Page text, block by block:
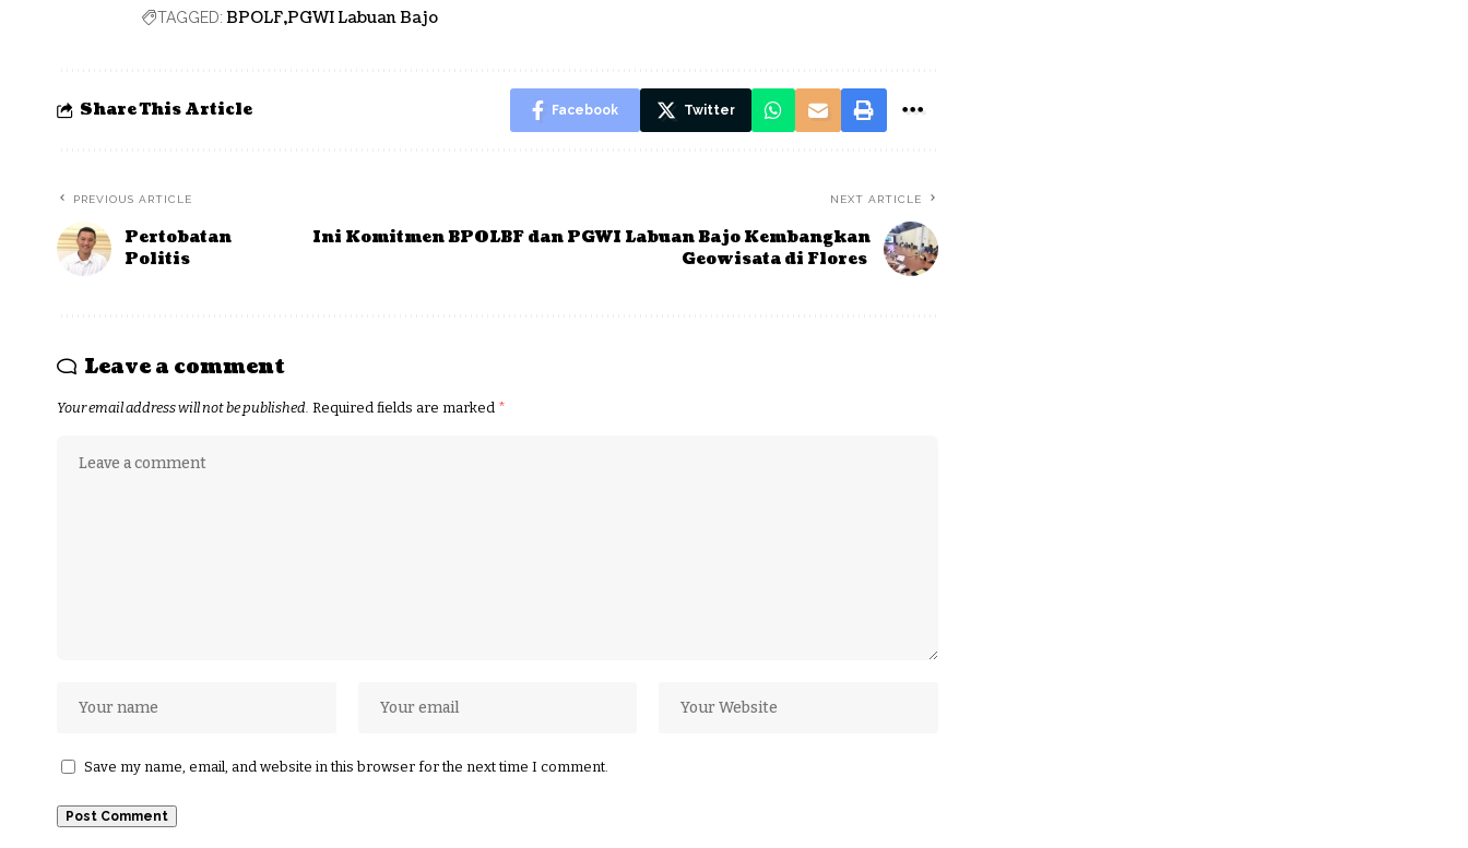
TAGGED: BPOLF PGWI Labuan Bajo
Share This Article Facebook Twitter
PREVIOUS ARTICLE
Pertobatan
Politis
NEXT ARTICLE
Ini Komitmen BPOLBF dan PGWI Labuan Bajo Kembangkan
Geowisata di Flores
Leave a comment
Your email address will not be published. Required fields are marked *
Save my name, email, and website in this browser for the next time I comment.